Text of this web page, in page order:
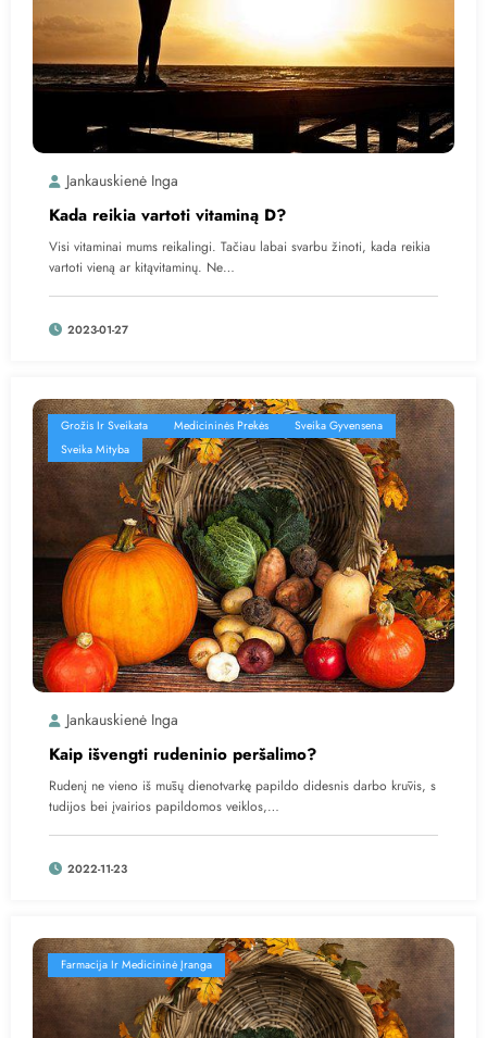
Jankauskienė Inga
Kada reikia vartoti vitaminą D?
Visi vitaminai mums reikalingi. Tačiau labai svarbu žinoti, kada reikia
vartoti vieną ar kitąvitaminų. Ne…
2023-01-27
Grožis Ir Sveikata Medicininės Prekės
Sveika Gyvensena
Sveika Mityba
Jankauskienė Inga
Kaip išvengti rudeninio peršalimo?
Rudenį ne vieno iš mūsų dienotvarkę papildo didesnis darbo krūvis, s
tudijos bei įvairios papildomos veiklos,…
2022-11-23
Farmacija Ir Medicininė Įranga